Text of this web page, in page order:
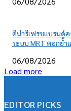
ดีน่ารีเฟรชแบรนด์ค
ระบบ MRT ตอกย้ำ
06/08/2026
Load more
EDITOR PICKS